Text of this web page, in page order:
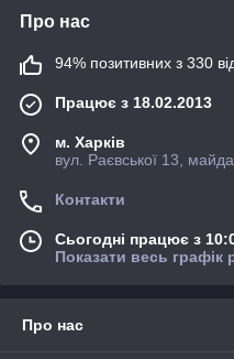
Про нас
94% позитивних з 330
Працює з 18.02.2013
м. Харків
вул. Раєвської 13,
Контакти
Сьогодні працює з
Показати весь графік
Про нас